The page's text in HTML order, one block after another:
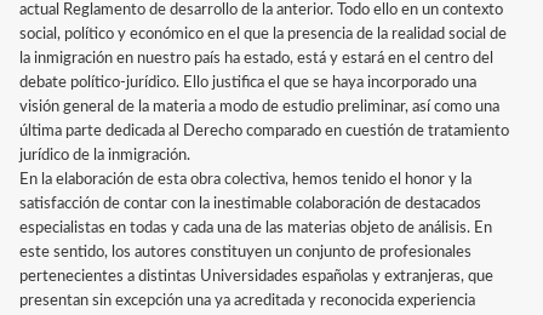
actual Reglamento de desarrollo de la anterior. Todo ello en un contexto
social, político y económico en el que la presencia de la realidad social de
la inmigración en nuestro país ha estado, está y estará en el centro del
debate político-jurídico. Ello justifica el que se haya incorporado una
visión general de la materia a modo de estudio preliminar, así como una
última parte dedicada al Derecho comparado en cuestión de tratamiento
jurídico de la inmigración.
En la elaboración de esta obra colectiva, hemos tenido el honor y la
satisfacción de contar con la inestimable colaboración de destacados
especialistas en todas y cada una de las materias objeto de análisis. En
este sentido, los autores constituyen un conjunto de profesionales
pertenecientes a distintas Universidades españolas y extranjeras, que
presentan sin excepción una ya acreditada y reconocida experiencia